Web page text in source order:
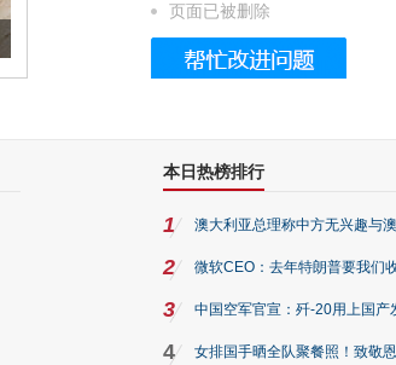
被列入佛家七宝的它到底有多美？
页面已被删除
本日热榜排行
1 澳大利亚总理称中方无兴趣与
2 微软CEO：去年特朗普要我们
3 中国空军官宣：歼-20用上国产
4 女排国手晒全队聚餐照！致敬